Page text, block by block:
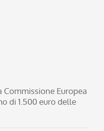
Commissione Europea
di 1.500 euro delle